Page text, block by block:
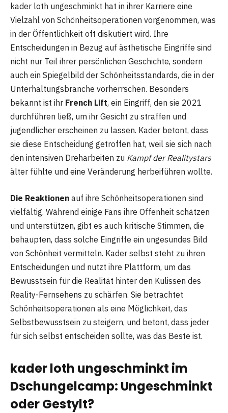
kader loth ungeschminkt hat in ihrer Karriere eine
Vielzahl von Schönheitsoperationen vorgenommen, was
in der Öffentlichkeit oft diskutiert wird. Ihre
Entscheidungen in Bezug auf ästhetische Eingriffe sind
nicht nur Teil ihrer persönlichen Geschichte, sondern
auch ein Spiegelbild der Schönheitsstandards, die in der
Unterhaltungsbranche vorherrschen. Besonders
bekannt ist ihr French Lift, ein Eingriff, den sie 2021
durchführen ließ, um ihr Gesicht zu straffen und
jugendlicher erscheinen zu lassen. Kader betont, dass
sie diese Entscheidung getroffen hat, weil sie sich nach
den intensiven Dreharbeiten zu Kampf der Realitystars
älter fühlte und eine Veränderung herbeiführen wollte​.
Die Reaktionen auf ihre Schönheitsoperationen sind
vielfältig. Während einige Fans ihre Offenheit schätzen
und unterstützen, gibt es auch kritische Stimmen, die
behaupten, dass solche Eingriffe ein ungesundes Bild
von Schönheit vermitteln. Kader selbst steht zu ihren
Entscheidungen und nutzt ihre Plattform, um das
Bewusstsein für die Realität hinter den Kulissen des
Reality-Fernsehens zu schärfen. Sie betrachtet
Schönheitsoperationen als eine Möglichkeit, das
Selbstbewusstsein zu steigern, und betont, dass jeder
für sich selbst entscheiden sollte, was das Beste ist​.
kader loth ungeschminkt im
Dschungelcamp: Ungeschminkt
oder Gestylt?